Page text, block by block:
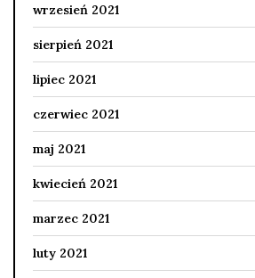
wrzesień 2021
sierpień 2021
lipiec 2021
czerwiec 2021
maj 2021
kwiecień 2021
marzec 2021
luty 2021